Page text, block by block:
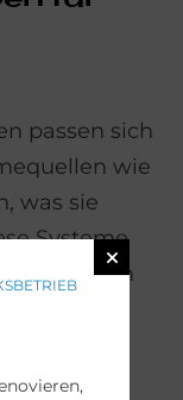
passen sich
wie
was sie
Systeme
von
sind